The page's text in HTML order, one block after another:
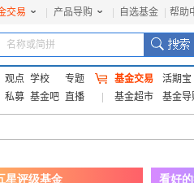
交易 产品导购 自选基金 帮助
名称或简拼
观点 学校
专题
私募 基金吧 直播
基金交易 活期宝
基金超市
基金导